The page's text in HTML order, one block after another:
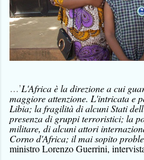
…’L'Africa è la direzione a cui
maggiore attenzione. L'intricata e
Libia; la fragilità di alcuni Stati
presenza di gruppi terroristici; la
militare, di alcuni attori
Corno d'Africa; il mai sopito
ministro Lorenzo Guerrini,